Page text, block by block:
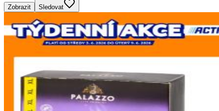
Zobrazit Sledovat